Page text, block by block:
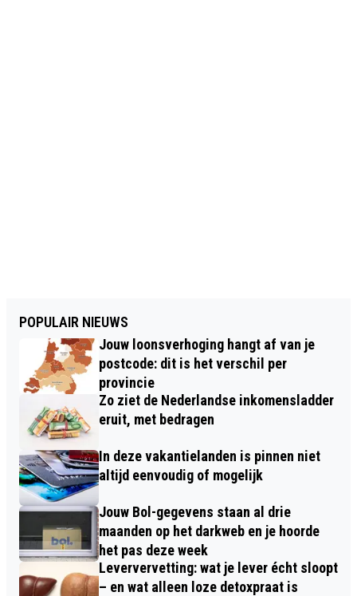
POPULAIR NIEUWS
Jouw loonsverhoging hangt af van je
postcode: dit is het verschil per
provincie
Zo ziet de Nederlandse inkomensladder
eruit, met bedragen
In deze vakantielanden is pinnen niet
altijd eenvoudig of mogelijk
Jouw Bol-gegevens staan al drie
maanden op het darkweb en je hoorde
het pas deze week
Leververvetting: wat je lever écht sloopt
– en wat alleen loze detoxpraat is